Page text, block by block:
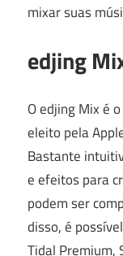
mixar suas
edjing
O edjing Mix é
eleito pela
Bastante
e efeitos para
podem ser
disso, é
Tidal Premium,